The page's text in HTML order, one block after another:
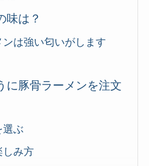
味は？
ンは強い匂いがします
に豚骨ラーメンを注文
選ぶ
しみ方